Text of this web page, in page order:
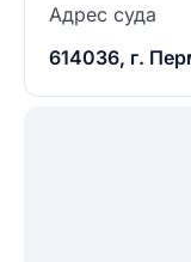
Адрес суда
614036, г.